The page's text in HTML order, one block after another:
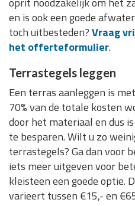
en is ook een goede
toch uitbesteden?Vraag
het offerteformulier.
Terrastegels leggen
Een terras aanleggen is
70% van de totale kosten
door het materiaal en dus
te besparen. Wilt u zo
terrastegels? Ga dan voor
iets meer uitgeven voor
kleisteen een goede optie.
varieert tussen €15,- en